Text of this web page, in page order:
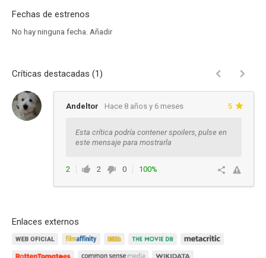
Fechas de estrenos
No hay ninguna fecha. Añadir
Críticas destacadas (1)
Andeltor Hace 8 años y 6 meses 5
Esta crítica podría contener spoilers, pulse en
este mensaje para mostrarla
2 2 0
100%
Enlaces externos